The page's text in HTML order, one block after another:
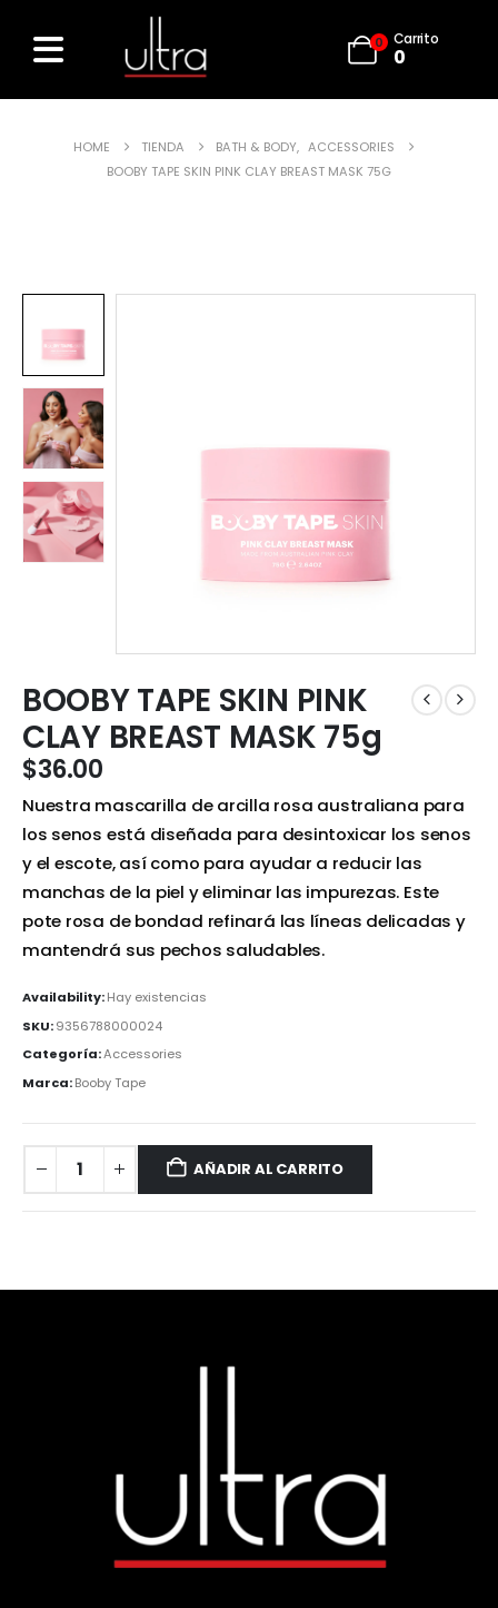
0 Carrito
0
HOME TIENDA BATH & BODY, ACCESSORIES
BOOBY TAPE SKIN PINK CLAY BREAST MASK 75G
BOOBY TAPE SKIN PINK
CLAY BREAST MASK 75g
$36.00
Nuestra mascarilla de arcilla rosa australiana para
los senos está diseñada para desintoxicar los senos
y el escote, así como para ayudar a reducir las
manchas de la piel y eliminar las impurezas. Este
pote rosa de bondad refinará las líneas delicadas y
mantendrá sus pechos saludables.
Availability:Hay existencias
SKU:9356788000024
Categoría:Accessories
Marca:Booby Tape
AÑADIR AL CARRITO